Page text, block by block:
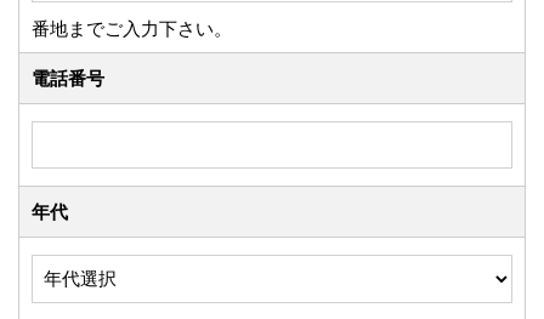
番地までご入力下さい。
電話番号
年代